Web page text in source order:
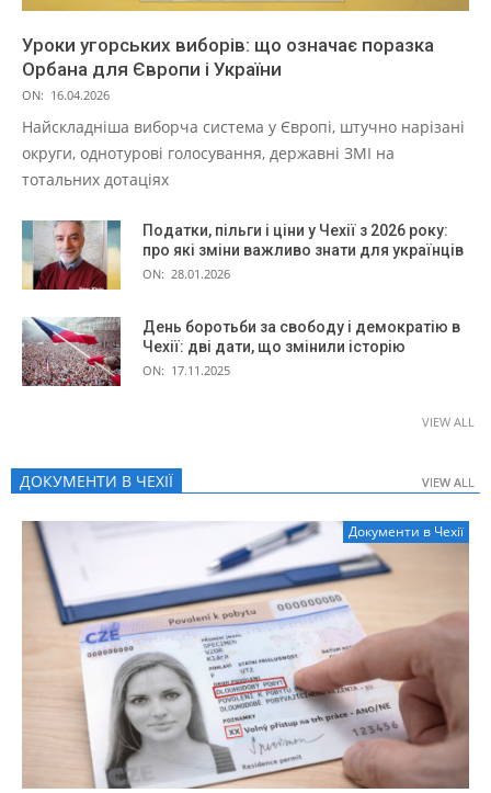
Уроки угорських виборів: що означає поразка
Орбана для Європи і України
ON: 16.04.2026
Найскладніша виборча система у Європі, штучно нарізані
округи, однотурові голосування, державні ЗМІ на
тотальних дотаціях
Податки, пільги і ціни у Чехії з 2026 року:
про які зміни важливо знати для українців
ON: 28.01.2026
День боротьби за свободу і демократію в
Чехії: дві дати, що змінили історію
ON: 17.11.2025
VIEW ALL
ДОКУМЕНТИ В ЧЕХІЇ VIEW ALL
Документи в Чехії
VIEW ALL